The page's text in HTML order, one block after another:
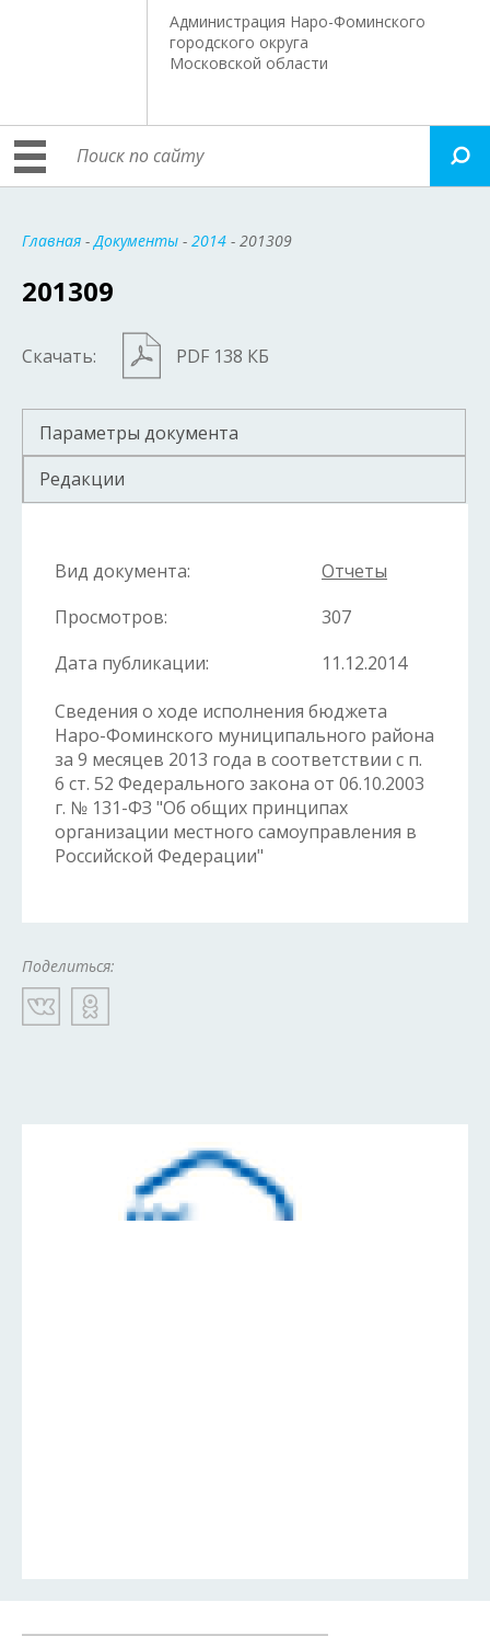
Администрация Наро-Фоминского
городского округа
Московской области
Главная -Документы - 2014 - 201309
201309
Скачать: PDF 138 КБ
Параметры документа
Редакции
Вид документа:
Отчеты
Просмотров:
307
Дата публикации:
11.12.2014
Сведения о ходе исполнения бюджета
Наро-Фоминского муниципального района
за 9 месяцев 2013 года в соответствии с п.
6 ст. 52 Федерального закона от 06.10.2003
г. № 131-ФЗ "Об общих принципах
организации местного самоуправления в
Российской Федерации"
Поделиться: